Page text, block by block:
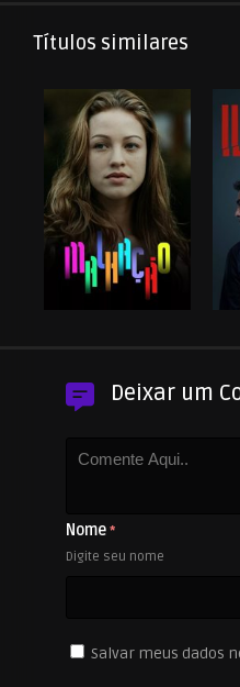
Títulos similares
Deixar um
Nome*
Digite seu nome
Salvar meus dados